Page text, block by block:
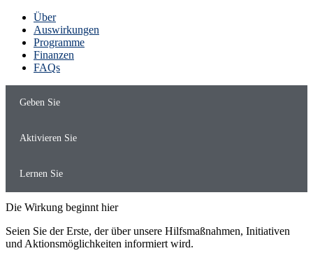
Über
Auswirkungen
Programme
Finanzen
FAQs
Geben Sie
Aktivieren Sie
Lernen Sie
Die Wirkung beginnt hier
Seien Sie der Erste, der über unsere Hilfsmaßnahmen, Initiativen
und Aktionsmöglichkeiten informiert wird.